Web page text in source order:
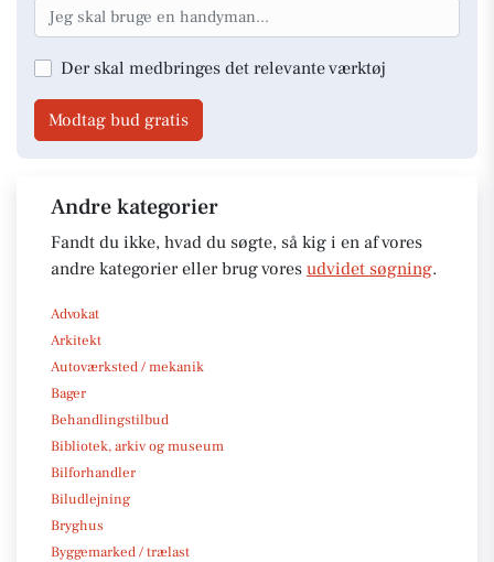
Der skal medbringes det relevante værktøj
Modtag bud gratis
Andre kategorier
Fandt du ikke, hvad du søgte, så kig i en af vores
andre kategorier eller brug vores udvidet søgning.
Advokat
Arkitekt
Autoværksted / mekanik
Bager
Behandlingstilbud
Bibliotek, arkiv og museum
Bilforhandler
Biludlejning
Bryghus
Byggemarked / trælast